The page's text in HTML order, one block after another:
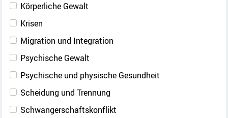
Körperliche Gewalt
Krisen
Migration und Integration
Psychische Gewalt
Psychische und physische Gesundheit
Scheidung und Trennung
Schwangerschaftskonflikt